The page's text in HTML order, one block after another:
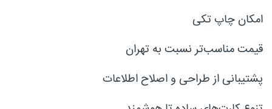
امکان چاپ تکی
قیمت مناسب‌تر نسبت به تهران
پشتیبانی از طراحی و اصلاح اطلاعات